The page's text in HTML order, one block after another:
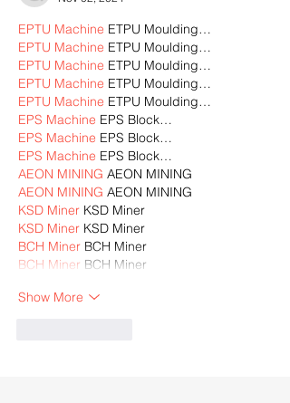
EPTU Machine ETPU Moulding…
EPTU Machine ETPU Moulding…
EPTU Machine ETPU Moulding…
EPTU Machine ETPU Moulding…
EPTU Machine ETPU Moulding…
EPS Machine EPS Block…
EPS Machine EPS Block…
EPS Machine EPS Block…
AEON MINING AEON MINING
AEON MINING AEON MINING
KSD Miner KSD Miner
KSD Miner KSD Miner
BCH Miner BCH Miner
BCH Miner BCH Miner
Show More